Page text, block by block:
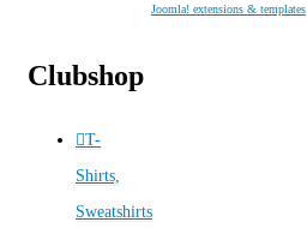
Joomla! extensions & templates
Clubshop
T-
Shirts,
Sweatshirts